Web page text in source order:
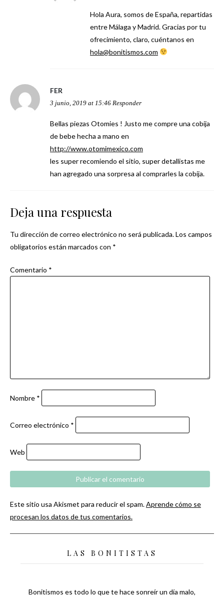
Hola Aura, somos de España, repartidas
entre Málaga y Madrid. Gracias por tu
ofrecimiento, claro, cuéntanos en
hola@bonitismos.com
FER
3 junio, 2019 at 15:46 Responder
Bellas piezas Otomies ! Justo me compre una cobija
de bebe hecha a mano en
http://www.otomimexico.com
les super recomiendo el sitio, super detallistas me
han agregado una sorpresa al comprarles la cobija.
Deja una respuesta
Tu dirección de correo electrónico no será publicada.Los campos
obligatorios están marcados con *
Comentario *
Nombre *
Correo electrónico *
Web
Este sitio usa Akismet para reducir el spam.Aprende cómo se
procesan los datos de tus comentarios.
LAS BONITISTAS
Bonitismos es todo lo que te hace sonreír un día malo,